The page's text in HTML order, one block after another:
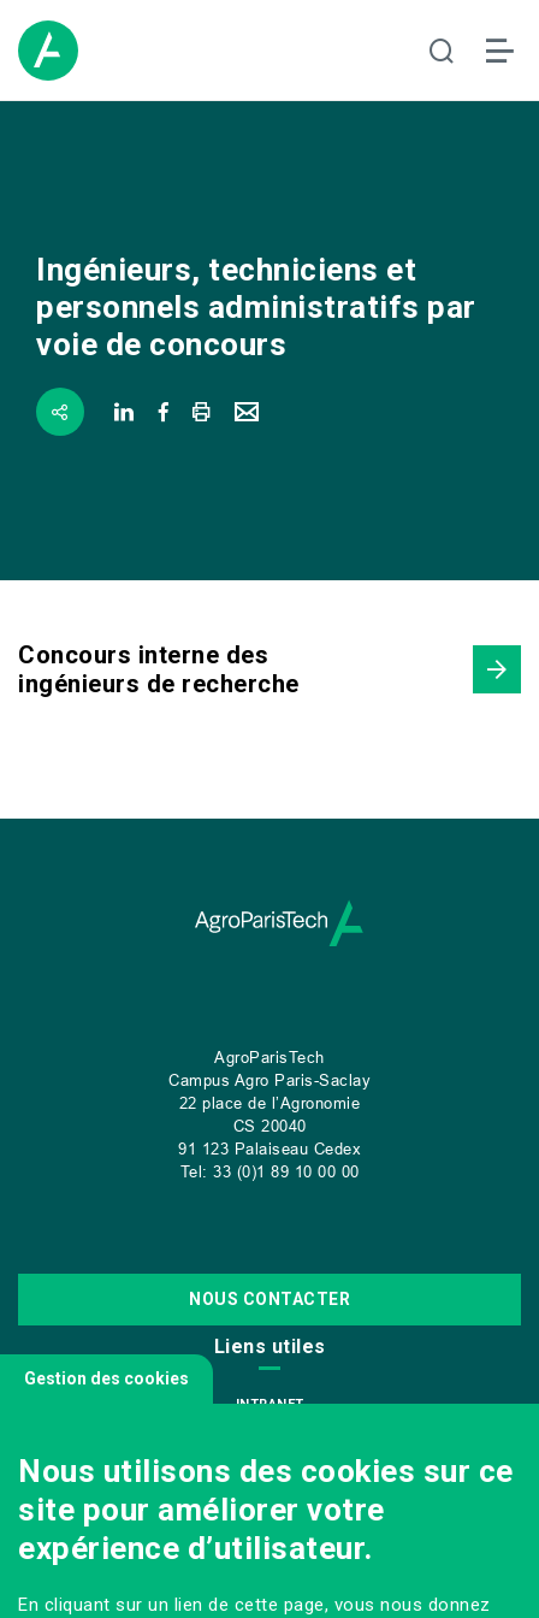
Ingénieurs, techniciens et
personnels administratifs par
voie de concours
Concours interne des
ingénieurs de recherche
AgroParisTech
Campus Agro Paris-Saclay
22 place de l’Agronomie
CS 20040
91 123 Palaiseau Cedex
Tel: 33 (0)1 89 10 00 00
NOUS CONTACTER
Liens utiles
INTRANET
INFODOC
PÔLE IMAGE
PRESSE
Gestion des cookies
Nous utilisons des cookies sur ce
site pour améliorer votre
expérience d’utilisateur.
En cliquant sur un lien de cette page, vous nous donnez